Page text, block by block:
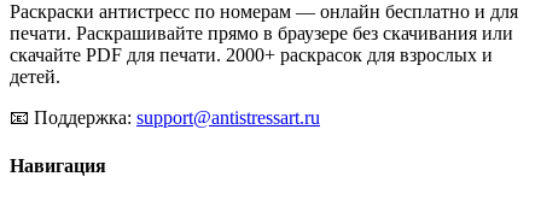
Раскраски антистресс по номерам — онлайн бесплатно и для
печати. Раскрашивайте прямо в браузере без скачивания или
скачайте PDF для печати. 2000+ раскрасок для взрослых и
детей.
📧 Поддержка: support@antistressart.ru
Навигация